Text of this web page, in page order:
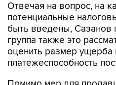
Отвечая на вопрос, на
потенциальные
быть введены, Сазанов
группа также это
оценить размер
платежеспособность